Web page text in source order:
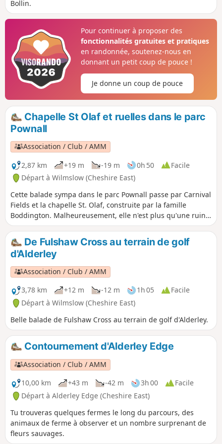
Bollin.
Pour continuer à proposer des
fonctionnalités gratuites et pratiques
en randonnée, soutenez-nous en
donnant un petit coup de pouce !
Je donne un coup de pouce
Chapelle St Olaf et ruelles dans le parc
Pownall
Association / Club / AMM
2,87 km
+19 m -19 m 0h 50
Facile
Départ à Wilmslow (Cheshire East)
Cette balade sympa dans le parc Pownall passe par Carnival
Fields et la chapelle St. Olaf, construite par la famille
Boddington. Malheureusement, elle n'est plus qu'une ruine
aujourd'hui. Une partie de cet itinéraire suit des sentiers
publics à travers le parc Pownall, qui sont maintenant
plutôt des ruelles dans le quartier.
De Fulshaw Cross au terrain de golf
d'Alderley
Association / Club / AMM
3,78 km
+12 m -12 m 1h 05
Facile
Départ à Wilmslow (Cheshire East)
Belle balade de Fulshaw Cross au terrain de golf d'Alderley.
Contournement d'Alderley Edge
Association / Club / AMM
10,00 km
+43 m -42 m 3h 00
Facile
Départ à Alderley Edge (Cheshire East)
Tu trouveras quelques fermes le long du parcours, des
animaux de ferme à observer et un nombre surprenant de
fleurs sauvages.